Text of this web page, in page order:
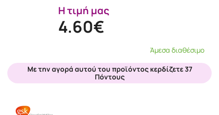
Η τιμή μας
4.60€
Άμεσα διαθέσιμο
Με την αγορά αυτού του προϊόντος κερδίζετε 37
Πόντους